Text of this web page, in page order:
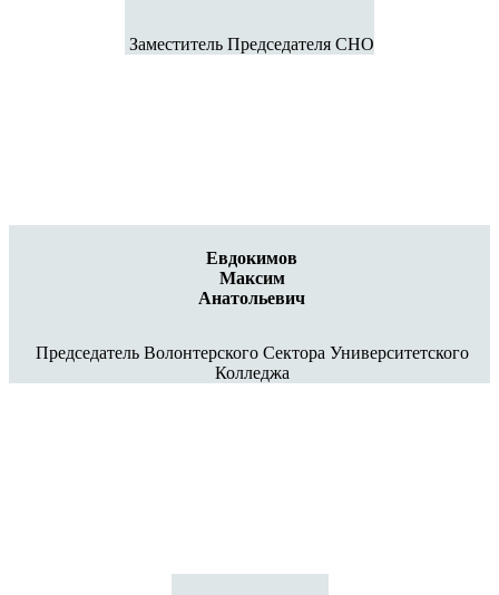
Заместитель Председателя СНО
Евдокимов
Максим
Анатольевич
Председатель Волонтерского Сектора Университетского
Колледжа